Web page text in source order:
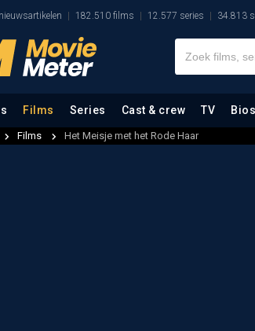
182.510 films 12.577 series 34.813
Films Series Cast & crew TV
Films Het Meisje met het Rode Haar